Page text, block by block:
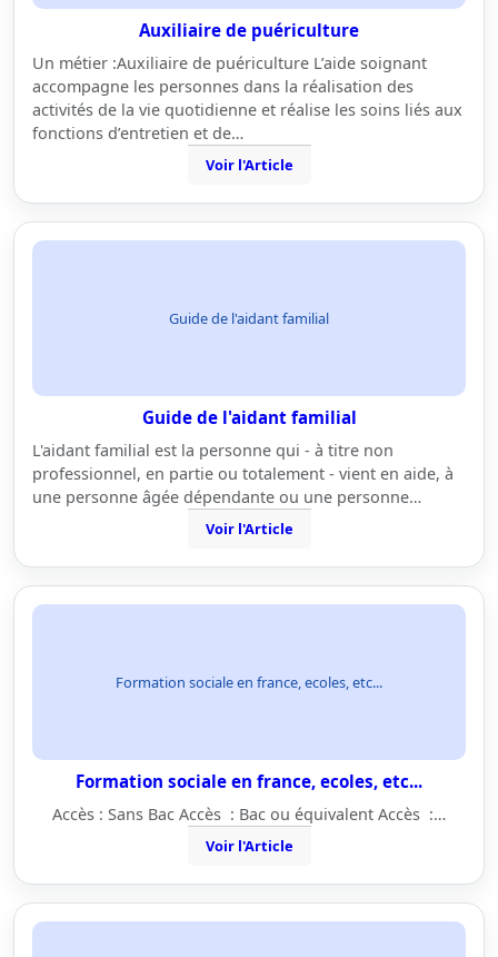
Auxiliaire de puériculture
Un métier :Auxiliaire de puériculture L’aide soignant
accompagne les personnes dans la réalisation des
activités de la vie quotidienne et réalise les soins liés aux
fonctions d’entretien et de…
Voir l'Article
Guide de l'aidant familial
Guide de l'aidant familial
L'aidant familial est la personne qui - à titre non
professionnel, en partie ou totalement - vient en aide, à
une personne âgée dépendante ou une personne…
Voir l'Article
Formation sociale en france, ecoles, etc...
Formation sociale en france, ecoles, etc...
Accès : Sans Bac Accès : Bac ou équivalent Accès :…
Voir l'Article